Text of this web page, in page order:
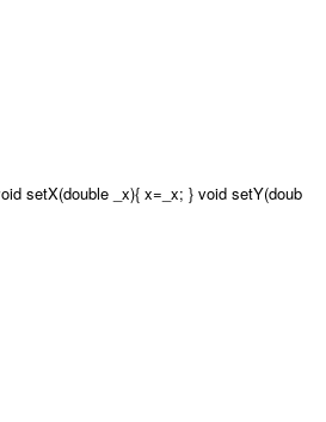
setX(double _x){ x=_x; } void setY(doub